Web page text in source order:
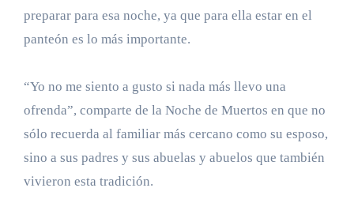
preparar para esa noche, ya que para ella estar en el
panteón es lo más importante.
“Yo no me siento a gusto si nada más llevo una
ofrenda”, comparte de la Noche de Muertos en que no
sólo recuerda al familiar más cercano como su esposo,
sino a sus padres y sus abuelas y abuelos que también
vivieron esta tradición.